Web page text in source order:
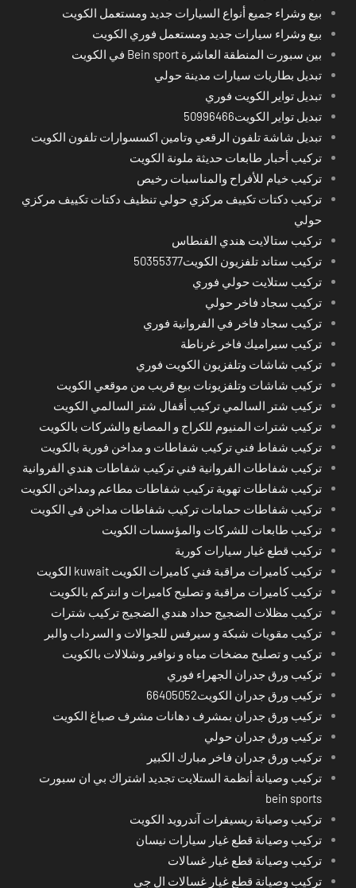
بيع وشراء جميع أنواع السيارات جديد ومستعمل الكويت
بيع وشراء سيارات جديد ومستعمل فوري الكويت
بين سبورت المنطقة العاشرة Bein sport في الكويت
تبديل بطاريات سيارات مدينة حولي
تبديل تواير الكويت فوري
تبديل تواير الكويت50996466
تبديل شاشة تلفون الرقعي وتامين اكسسوارات تلفون الكويت
تركيب أحبار طابعات حديثة ملونة الكويت
تركيب خيام للأفراح والمناسبات رخيص
تركيب دكتات تكييف مركزي حولي تنظيف دكتات تكييف مركزي
حولي
تركيب ستالايت هندي الفنطاس
تركيب ستاند تلفزيون الكويت50355377
تركيب ستلايت حولي فوري
تركيب سجاد فاخر حولي
تركيب سجاد فاخر في الفروانية فوري
تركيب سيراميك فاخر غرناطة
تركيب شاشات وتلفزيون الكويت فوري
تركيب شاشات وتلفزيونات بيع قريب من موقعي الكويت
تركيب شتر السالمي تركيب أقفال شتر السالمي الكويت
تركيب شترات المنيوم للكراج و المصانع والشركات بالكويت
تركيب شفاط فني تركيب شفاطات و مداخن فورية بالكويت
تركيب شفاطات الفروانية فني تركيب شفاطات هندي الفروانية
تركيب شفاطات تهوية تركيب شفاطات مطاعم ومداخن الكويت
تركيب شفاطات حمامات تركيب شفاطات مداخن في الكويت
تركيب طابعات للشركات والمؤسسات الكويت
تركيب قطع غيار سيارات كورية
تركيب كاميرات مراقبة فني كاميرات الكويت kuwait الكويت
تركيب كاميرات مراقبة و تصليح كاميرات و انتركم بالكويت
تركيب مظلات الضجيج حداد هندي الضجيج تركيب شترات
تركيب مقويات شبكة و سيرفس للجوالات و السرداب والبر
تركيب و تصليح مضخات مياه و نوافير وشلالات بالكويت
تركيب ورق جدران الجهراء فوري
تركيب ورق جدران الكويت66405052
تركيب ورق جدران بمشرف دهانات مشرف صباغ الكويت
تركيب ورق جدران حولي
تركيب ورق جدران فاخر مبارك الكبير
تركيب وصيانة أنظمة الستلايت تجديد اشتراك بي ان سبورت
bein sports
تركيب وصيانة ريسيفرات آندرويد الكويت
تركيب وصيانة قطع غيار سيارات نيسان
تركيب وصيانة قطع غيار غسالات
تركيب وصيانة قطع غيار غسالات ال جي